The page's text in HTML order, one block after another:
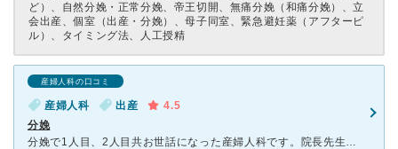
ど）、自然分娩・正常分娩、帝王切開、無痛分娩（和痛分娩）、立
会出産、個室（出産・分娩）、母子同室、緊急避妊薬（アフターピ
ル）、タイミング法、人工授精
産婦人科の口コミ
産婦人科 出産
4.5
分娩
分娩で1人目、2人目共お世話になった産婦人科です。院長先生も副院長先生もとても穏やかな優しい方で話しやすい先生で助産師さん達もみなさん優しい方ばかりです。受付の方は淡々としているイメージです。妊婦検診